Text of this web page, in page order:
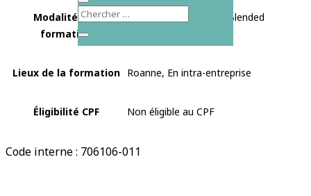
Modalités de
formation
Présentiel, Distanciel, Blended
Lieux de la formation Roanne, En intra-entreprise
Éligibilité CPF Non éligible au CPF
Code interne : 706106-011